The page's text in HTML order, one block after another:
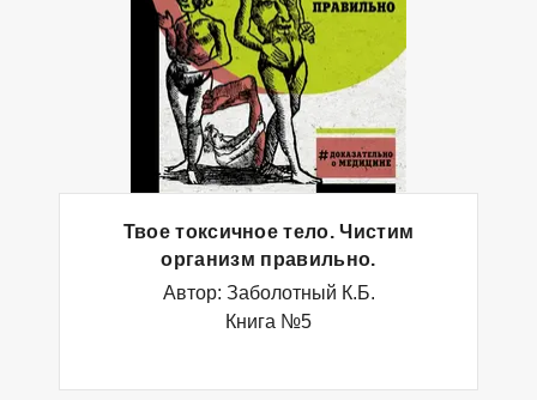
Твое токсичное тело. Чистим
организм правильно.
Автор: Заболотный К.Б.
Книга №5